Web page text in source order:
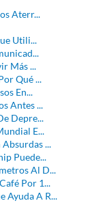
Aterr...
Utili...
Más ...
Qué ...
En...
Antes ...
Depre...
E...
...
Puede...
Al D...
Por 1...
Ayuda A R...